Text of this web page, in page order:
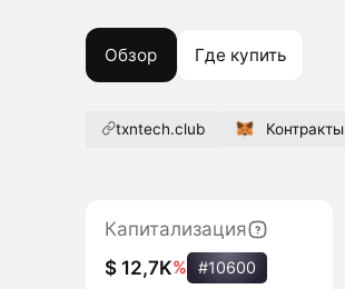
Обзор Где купить
txntech.club Контракты
Капитализация
$ 12,7K% #10600